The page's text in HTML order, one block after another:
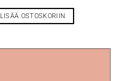
LISÄÄ OSTOSKORIIN